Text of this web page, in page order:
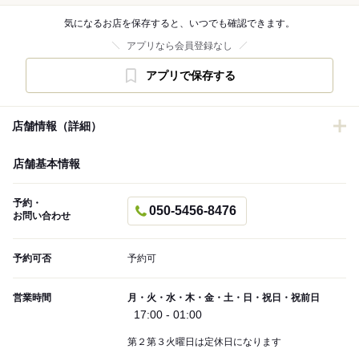
気になるお店を保存すると、いつでも確認できます。
アプリなら会員登録なし
アプリで保存する
店舗情報（詳細）
店舗基本情報
予約・
お問い合わせ
050-5456-8476
予約可否 予約可
営業時間 月・火・水・木・金・土・日・祝日・祝前日
17:00 - 01:00
第２第３火曜日は定休日になります